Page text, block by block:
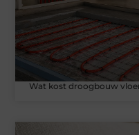
Wat kost droogbouw